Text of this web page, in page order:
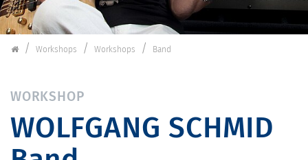
Schorndorfer Gitarrentage
Workshops Workshops Band
WORKSHOP
WOLFGANG SCHMID